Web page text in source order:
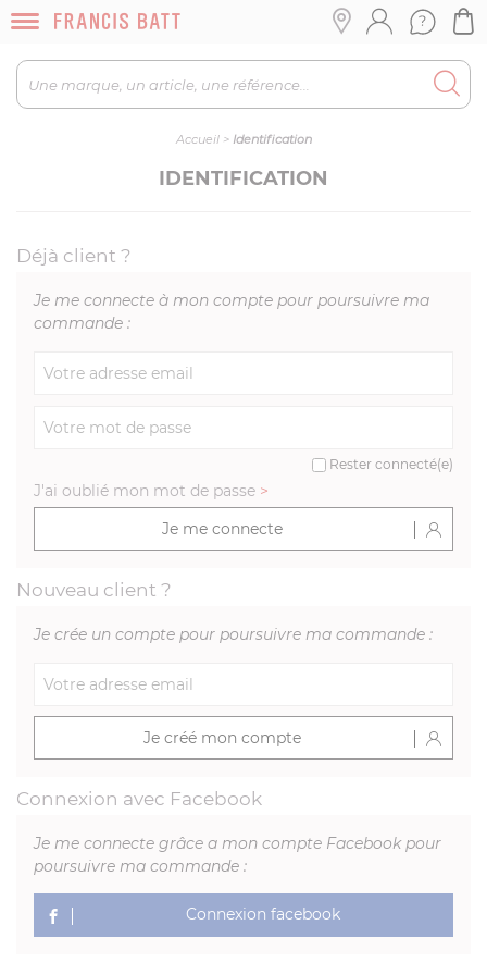
Accueil> Identification
IDENTIFICATION
Déjà client ?
Je me connecte à mon compte pour poursuivre ma
commande :
Rester connecté(e)
J'ai oublié mon mot de passe >
Je me connecte
Nouveau client ?
Je crée un compte pour poursuivre ma commande :
Je créé mon compte
Connexion avec Facebook
Je me connecte grâce a mon compte Facebook pour
poursuivre ma commande :
Connexion facebook